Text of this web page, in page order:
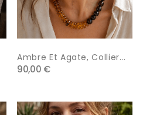
Ambre Et Agate, Collier...
90,00 €